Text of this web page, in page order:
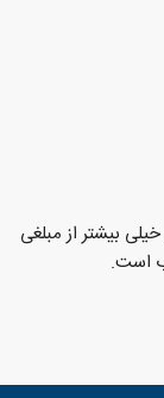
بیشتر از مبلغی
است.